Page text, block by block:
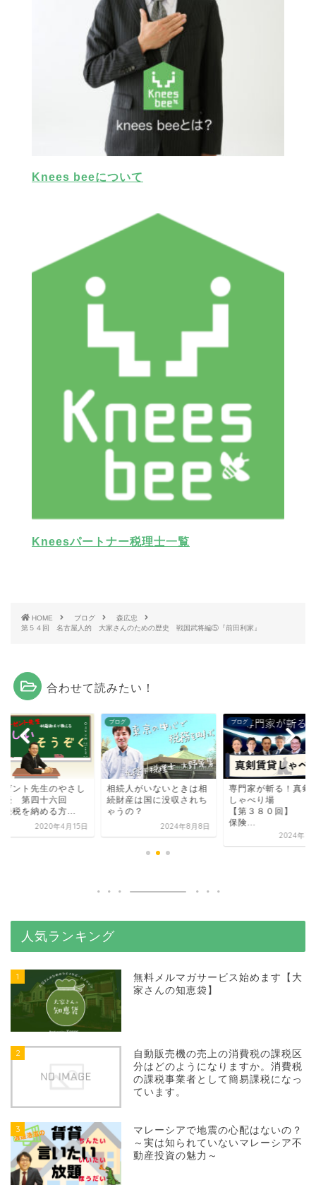
Knees beeについて
Kneesパートナー税理士一覧
HOME ブログ
森広忠
第５４回 名古屋人的 大家さんのための歴史 戦国武将編⑤『前田利家』
合わせて読みたい！
ゼント先生のやさし
続 第四十六回
続税を納める方...
2020年4月15日
ブログ
相続人がいないときは相
続財産は国に没収されち
ゃうの？
2024年8月8日
ブログ
専門家が斬る！真剣
しゃべり場
【第３８０回】
保険...
2024年7
人気ランキング
1
無料メルマガサービス始めます【大
家さんの知恵袋】
2
自動販売機の売上の消費税の課税区
分はどのようになりますか。消費税
の課税事業者として簡易課税になっ
ています。
3
マレーシアで地震の心配はないの？
～実は知られていないマレーシア不
動産投資の魅力～